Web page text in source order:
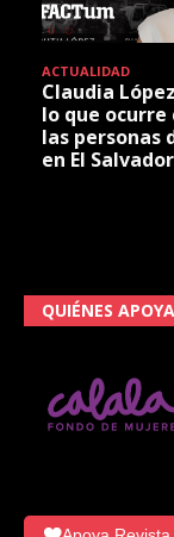
ACTUALIDAD
Claudia
lo que ocurre
las personas
en El
QUIÉNES